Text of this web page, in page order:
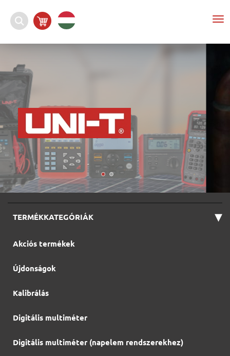
TERMÉKKATEGÓRIÁK ▾
Akciós termékek
Újdonságok
Kalibrálás
Digitális multiméter
Digitális multiméter (napelem rendszerekhez)